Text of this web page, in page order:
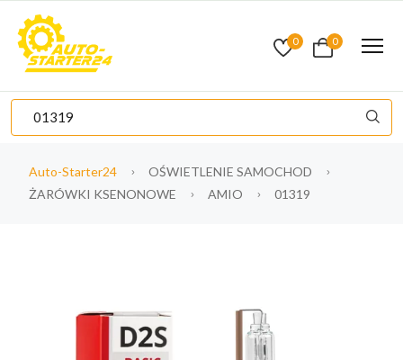
0 0
Auto-Starter24
OŚWIETLENIE SAMOCHOD
ŻARÓWKI KSENONOWE
AMIO 01319